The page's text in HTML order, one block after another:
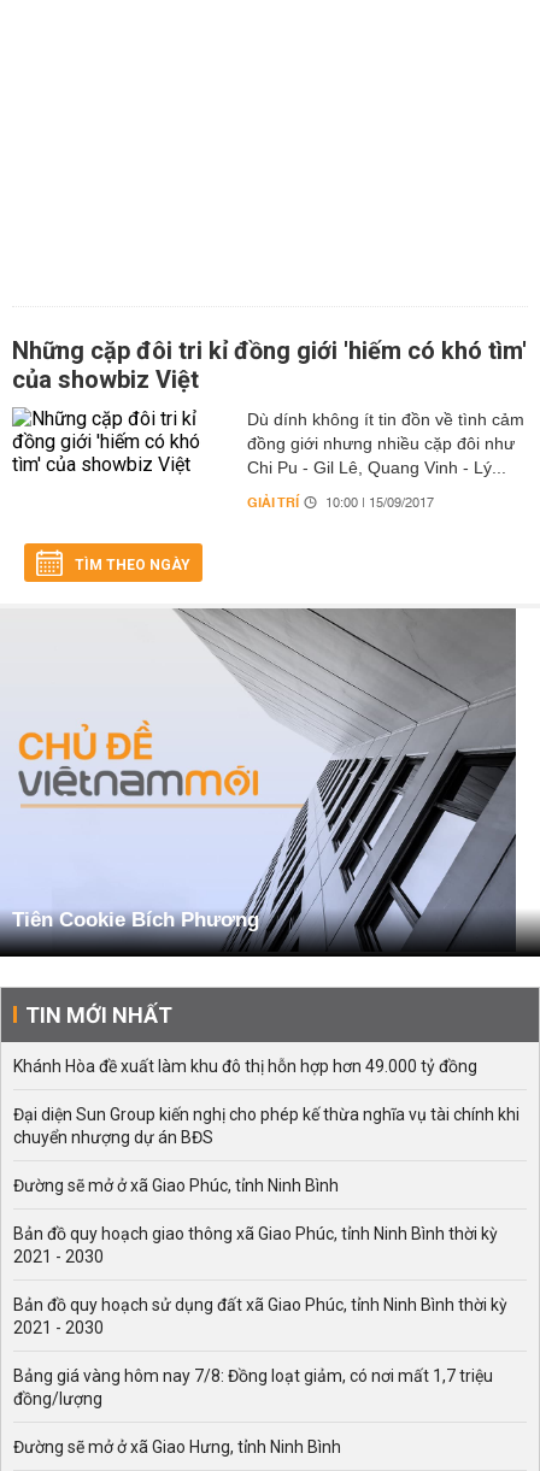
Những cặp đôi tri kỉ đồng giới 'hiếm có khó tìm'
của showbiz Việt
Dù dính không ít tin đồn về tình cảm
đồng giới nhưng nhiều cặp đôi như
Chi Pu - Gil Lê, Quang Vinh - Lý...
GIẢI TRÍ 10:00 | 15/09/2017
TÌM THEO NGÀY
Tiên Cookie Bích Phương
TIN MỚI NHẤT
Khánh Hòa đề xuất làm khu đô thị hỗn hợp hơn 49.000 tỷ đồng
Đại diện Sun Group kiến nghị cho phép kế thừa nghĩa vụ tài chính khi
chuyển nhượng dự án BĐS
Đường sẽ mở ở xã Giao Phúc, tỉnh Ninh Bình
Bản đồ quy hoạch giao thông xã Giao Phúc, tỉnh Ninh Bình thời kỳ
2021 - 2030
Bản đồ quy hoạch sử dụng đất xã Giao Phúc, tỉnh Ninh Bình thời kỳ
2021 - 2030
Bảng giá vàng hôm nay 7/8: Đồng loạt giảm, có nơi mất 1,7 triệu
đồng/lượng
Đường sẽ mở ở xã Giao Hưng, tỉnh Ninh Bình